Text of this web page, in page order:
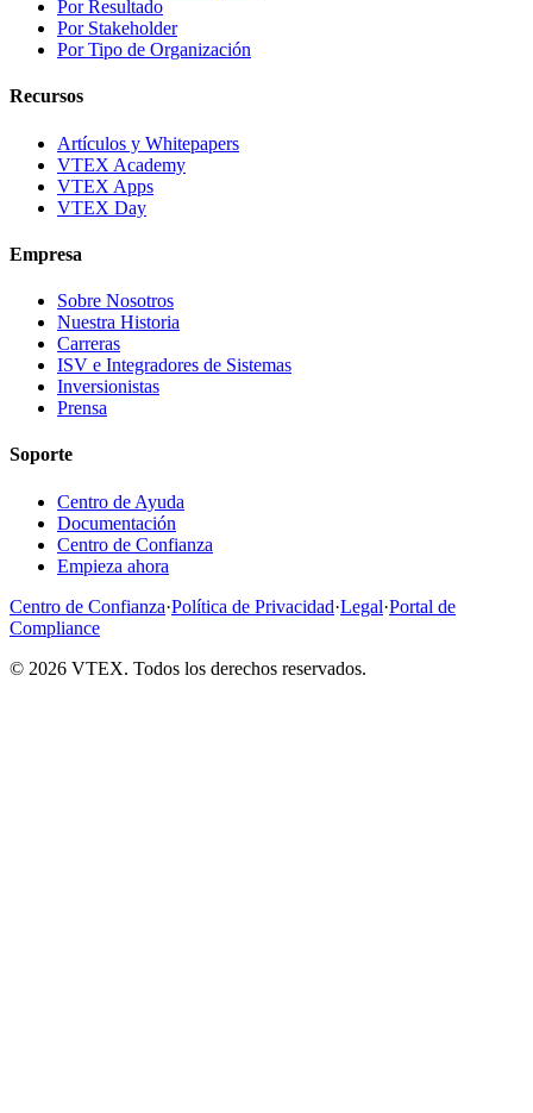
Por Resultado
Por Stakeholder
Por Tipo de Organización
Recursos
Artículos y Whitepapers
VTEX Academy
VTEX Apps
VTEX Day
Empresa
Sobre Nosotros
Nuestra Historia
Carreras
ISV e Integradores de Sistemas
Inversionistas
Prensa
Soporte
Centro de Ayuda
Documentación
Centro de Confianza
Empieza ahora
Centro de Confianza·Política de Privacidad·Legal·Portal de
Compliance
© 2026 VTEX. Todos los derechos reservados.